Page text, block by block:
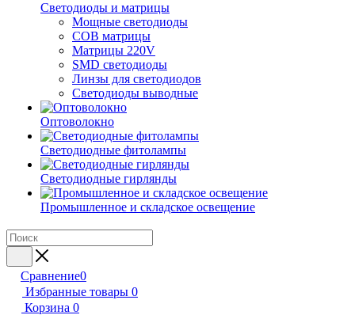
Светодиоды и матрицы
Мощные светодиоды
COB матрицы
Матрицы 220V
SMD светодиоды
Линзы для светодиодов
Светодиоды выводные
Оптоволокно
Светодиодные фитолампы
Светодиодные гирлянды
Промышленное и складское освещение
Сравнение0
Избранные товары 0
Корзина 0